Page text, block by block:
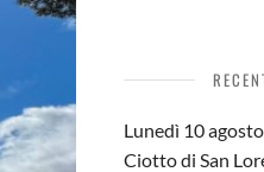
Lunedì 10
Ciotto di San